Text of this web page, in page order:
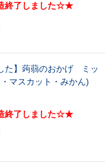
終了しました☆★
た】蒟蒻のおかげ ミッ
マスカット・みかん)
終了しました☆★